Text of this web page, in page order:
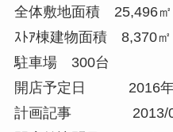
全体敷地面積 25,496㎡
ｽﾄｱ棟建物面積 8,370㎡
駐車場 300台
開店予定日 2016年
計画記事 2013/